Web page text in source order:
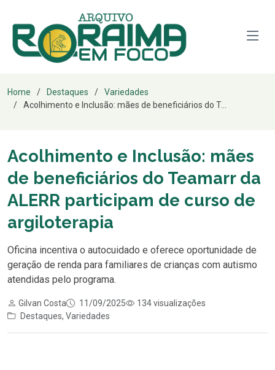
Home Destaques
Variedades
Acolhimento e Inclusão: mães de beneficiários do T...
Acolhimento e Inclusão: mães
de beneficiários do Teamarr da
ALERR participam de curso de
argiloterapia
Oficina incentiva o autocuidado e oferece oportunidade de
geração de renda para familiares de crianças com autismo
atendidas pelo programa.
Gilvan Costa 11/09/2025
134 visualizações
Destaques, Variedades